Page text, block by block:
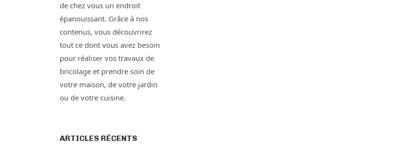
de chez vous un endroit
épanouissant. Grâce à nos
contenus, vous découvrirez
tout ce dont vous avez besoin
pour réaliser vos travaux de
bricolage et prendre soin de
votre maison, de votre jardin
ou de votre cuisine.
ARTICLES RÉCENTS